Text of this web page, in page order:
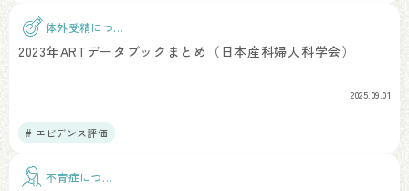
体外受精につい
て
2023年ARTデータブックまとめ（日本産科婦人科学会）
2025.09.01
# エビデンス評価
不育症につい